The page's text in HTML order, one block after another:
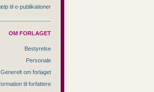
til e-publikationer
OM FORLAGET
Bestyrelse
Personale
Generelt om forlaget
til forfattere